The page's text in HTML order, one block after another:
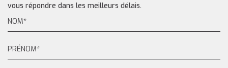
vous répondre dans les meilleurs délais.